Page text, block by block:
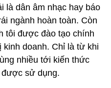
là dân âm nhạc hay báo
ngành hoàn toàn. Còn
tôi được đào tạo chính
kinh doanh. Chỉ là từ khi
nhiều tới kiến thức
sử dụng.